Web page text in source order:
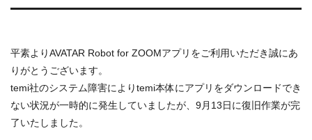
平素よりAVATAR Robot for ZOOMアプリをご利用いただき誠にあ
りがとうございます。
temi社のシステム障害によりtemi本体にアプリをダウンロードでき
ない状況が一時的に発生していましたが、9月13日に復旧作業が完
了いたしました。